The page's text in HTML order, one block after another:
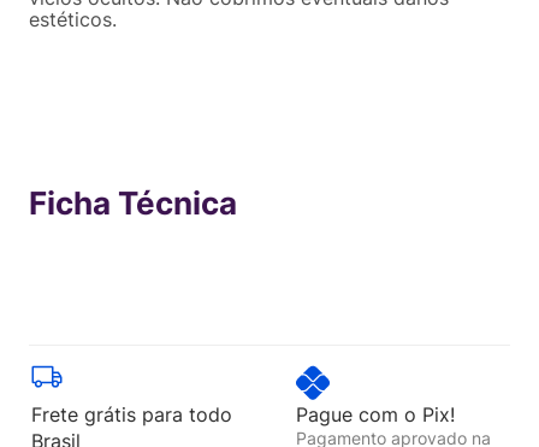
estéticos.
Ficha Técnica
Frete grátis para todo
Brasil
Pague com o Pix!
Pagamento aprovado na